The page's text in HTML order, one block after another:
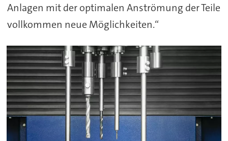
Anlagen mit der optimalen Anströmung der Teile
vollkommen neue Möglichkeiten.“